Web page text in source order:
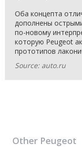
Оба концепта
дополнены
по-новому
которую Peugeot
прототипов
Source: auto.ru
Other Peugeot